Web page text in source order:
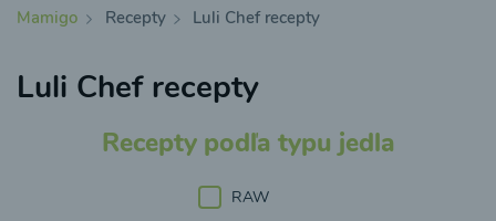
Mamigo Recepty Luli Chef recepty
Luli Chef recepty
Recepty podľa typu jedla
RAW